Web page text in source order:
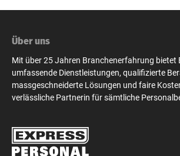
Über uns
Mit über 25 Jahren Branchenerfahrung bietet
umfassende Dienstleistungen, qualifizierte
massgeschneiderte Lösungen und faire
verlässliche Partnerin für sämtliche